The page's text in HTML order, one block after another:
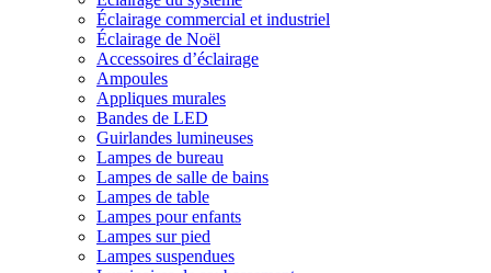
Éclairage commercial et industriel
Éclairage de Noël
Accessoires d’éclairage
Ampoules
Appliques murales
Bandes de LED
Guirlandes lumineuses
Lampes de bureau
Lampes de salle de bains
Lampes de table
Lampes pour enfants
Lampes sur pied
Lampes suspendues